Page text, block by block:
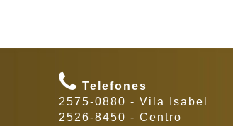
Telefones
2575-0880 - Vila Isabel
2526-8450 - Centro